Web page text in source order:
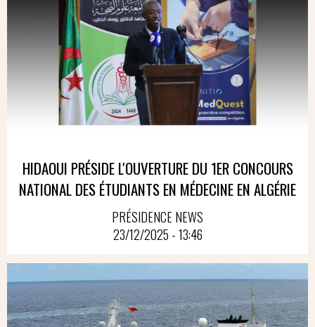
HIDAOUI PRÉSIDE L'OUVERTURE DU 1ER CONCOURS
NATIONAL DES ÉTUDIANTS EN MÉDECINE EN ALGÉRIE
PRÉSIDENCE NEWS
23/12/2025 - 13:46